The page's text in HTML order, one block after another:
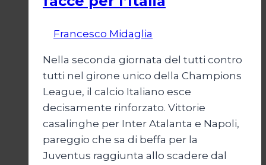
Francesco Midaglia
Nella seconda giornata del tutti contro
tutti nel girone unico della Champions
League, il calcio Italiano esce
decisamente rinforzato. Vittorie
casalinghe per Inter Atalanta e Napoli,
pareggio che sa di beffa per la
Juventus raggiunta allo scadere dal